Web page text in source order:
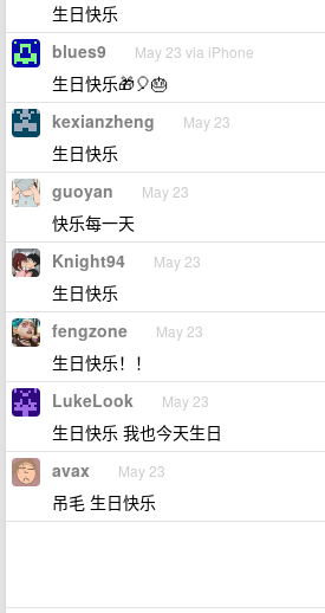
生日快乐
blues9 May 23 via iPhone
生日快乐🎁🎈🎂
kexianzheng May 23
生日快乐
guoyan May 23
快乐每一天
Knight94 May 23
生日快乐
fengzone May 23
生日快乐！！
LukeLook May 23
生日快乐 我也今天生日
avax May 23
吊毛 生日快乐